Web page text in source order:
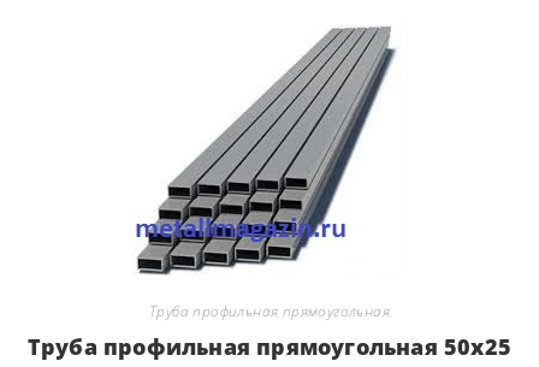
Труба профильная прямоугольная
Труба профильная прямоугольная 50х25